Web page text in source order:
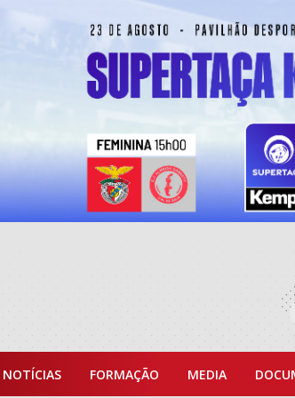
NOTÍCIAS FORMAÇÃO MEDIA